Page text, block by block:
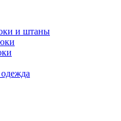
и штаны